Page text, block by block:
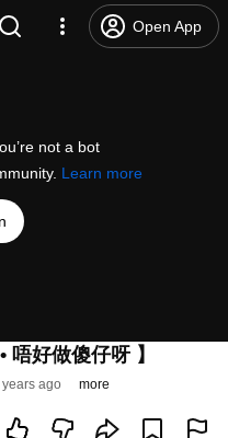
Open App
not a bot
Learn more
唔好做傻仔呀 】
years ago more